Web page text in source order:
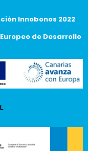
Innobonos 2022
de Desarrollo